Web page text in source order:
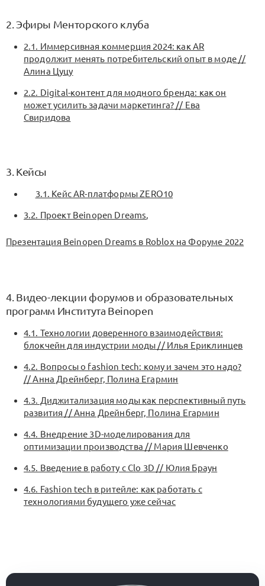
2. Эфиры Менторского клуба
2.1. Иммерсивная коммерция 2024: как AR
продолжит менять потребительский опыт в моде //
Алина Цуцу
2.2. Digital-контент для модного бренда: как он
может усилить задачи маркетинга? // Ева
Свиридова
3. Кейсы
3.1. Кейс AR-платформы ZERO10
3.2. Проект Beinopen Dreams,
Презентация Beinopen Dreams в Roblox на Форуме 2022
4. Видео-лекции форумов и образовательных
программ Института Beinopen
4.1. Технологии доверенного взаимодействия:
блокчейн для индустрии моды // Илья Ериклинцев
4.2. Вопросы о fashion tech: кому и зачем это надо?
// Анна Дрейнберг, Полина Егармин
4.3. Диджитализация моды как перспективный путь
развития // Анна Дрейнберг, Полина Егармин
4.4. Внедрение 3D-моделирования для
оптимизации производства // Мария Шевченко
4.5. Введение в работу с Clo 3D // Юлия Браун
4.6. Fashion tech в ритейле: как работать с
технологиями будущего уже сейчас